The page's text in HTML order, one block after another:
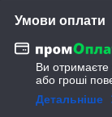
Умови оплати
Ви
або гроші
Детальніше